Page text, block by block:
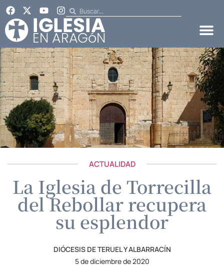
ACTUALIDAD
La Iglesia de Torrecilla
del Rebollar recupera
su esplendor
DIÓCESIS DE TERUEL Y ALBARRACÍN
5 de diciembre de 2020